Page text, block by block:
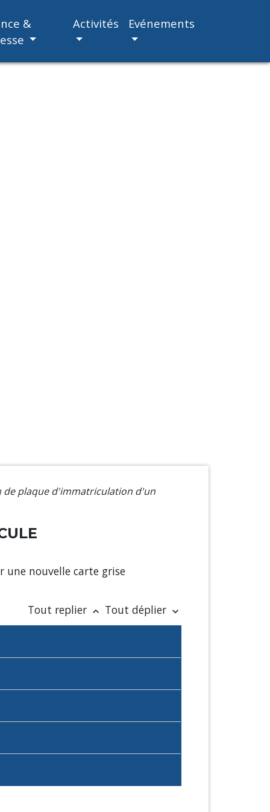
&
Activités Evénements
de plaque d'immatriculation d'un
nouvelle carte grise
Tout replier keyboard_arrow_up Tout déplier keyboard_arrow_down